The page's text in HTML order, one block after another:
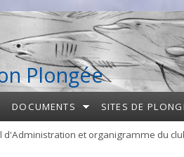
Plongée
DOCUMENTS SITES DE
d'Administration et organigramme du